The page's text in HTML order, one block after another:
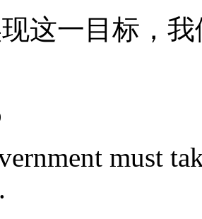
这一 目标 ， 我
must
.